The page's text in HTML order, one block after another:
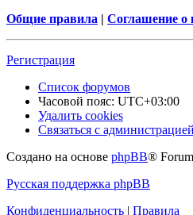
Общие правила | Соглашение о
Регистрация
Список форумов
Часовой пояс: UTC+03:00
Удалить cookies
Связаться с администрацией
Создано на основе phpBB®
Русская поддержка phpBB
Конфиденциальность | Правила